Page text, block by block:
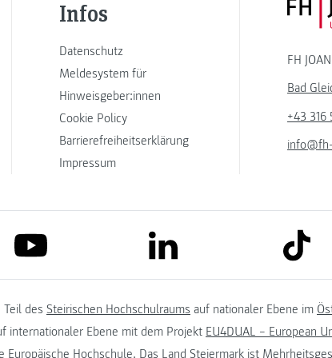
Infos
Datenschutz
Meldesystem für
Hinweisgeber:innen
Cookie Policy
Barrierefreiheitserklärung
Impressum
FH
Bad
+43 316
link to youtube link to linkedin link
Teil des Steirischen Hochschulraums auf nationaler Ebene im
internationaler Ebene mit dem Projekt EU4DUAL – European
Europäische Hochschule. Das Land Steiermark ist